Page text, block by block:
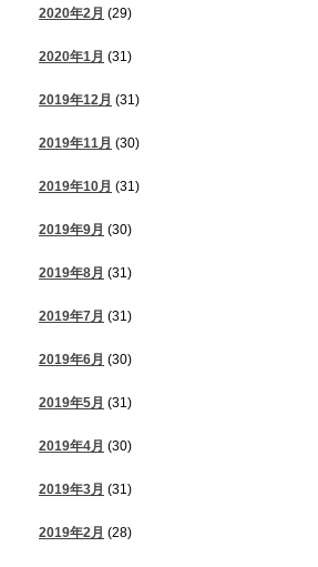
2020年2月 (29)
2020年1月 (31)
2019年12月 (31)
2019年11月 (30)
2019年10月 (31)
2019年9月 (30)
2019年8月 (31)
2019年7月 (31)
2019年6月 (30)
2019年5月 (31)
2019年4月 (30)
2019年3月 (31)
2019年2月 (28)